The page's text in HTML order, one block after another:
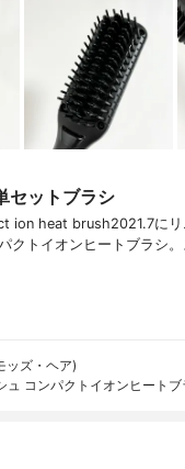
セットブラシ
ion heat brush2021.7にリ
クトイオンヒートブラシ
ッズ・ヘア)
ュ コンパクトイオンヒート